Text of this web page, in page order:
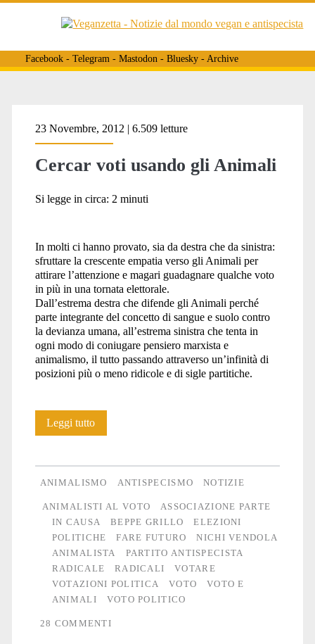
Facebook- Telegram- Mastodon- Bluesky- Archive
Tag:
<span>fare
23 Novembre, 2012 | 6.509 letture
Cercar voti usando gli Animali
Si legge in circa: 2 minuti
In molti ci hanno provato, sia da destra che da sinistra:
sfruttare la crescente empatia verso gli Animali per
attirare l’attenzione e magari guadagnare qualche voto
in più in una tornata elettorale.
Dall’estrema destra che difende gli Animali perché
parte integrante del concetto di sangue e suolo contro
la devianza umana, all’estrema sinistra che tenta in
ogni modo di coniugare pensiero marxista e
animalismo, il tutto passando attraverso un’infinità di
posizioni più o meno ridicole e di sigle partitiche.
Leggi tuttoCercar
Animali
ANIMALISMO ANTISPECISMO NOTIZIE
ANIMALISTI AL VOTO
ASSOCIAZIONE PARTE
IN CAUSA
BEPPE GRILLO
ELEZIONI
POLITICHE
FARE FUTURO
NICHI VENDOLA
ANIMALISTA
PARTITO ANTISPECISTA
RADICALE
RADICALI
VOTARE
VOTAZIONI POLITICA
VOTO
VOTO E
ANIMALI
VOTO POLITICO
28 COMMENTI